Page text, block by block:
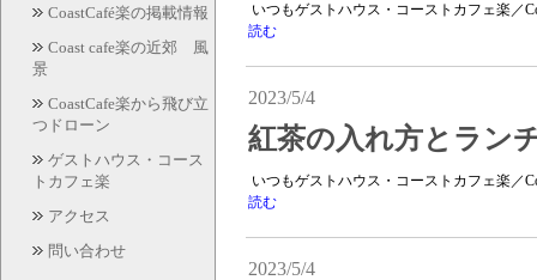
CoastCafé楽の掲載情報
Coast cafe楽の近郊 風
景
CoastCafe楽から飛び立
つドローン
ゲストハウス・コース
トカフェ楽
アクセス
問い合わせ
いつもゲストハウス・コーストカフェ楽／
読む
2023/5/4
紅茶の入れ方とラ
いつもゲストハウス・コーストカフェ楽／
読む
2023/5/4